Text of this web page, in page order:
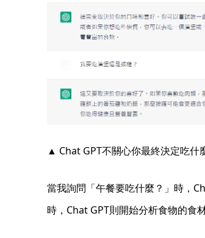
▲ Chat GPT不關心你最終決定吃什
當我詢問「午餐要吃什麼？」時，
時，Chat GPT則開始分析食物的食